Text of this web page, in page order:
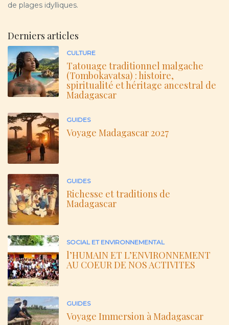
de plages idylliques.
Derniers articles
CULTURE
Tatouage traditionnel malgache
(Tombokavatsa) : histoire,
spiritualité et héritage ancestral de
Madagascar
GUIDES
Voyage Madagascar 2027
GUIDES
Richesse et traditions de
Madagascar
SOCIAL ET ENVIRONNEMENTAL
l’HUMAIN ET L’ENVIRONNEMENT
AU COEUR DE NOS ACTIVITES
GUIDES
Voyage Immersion à Madagascar